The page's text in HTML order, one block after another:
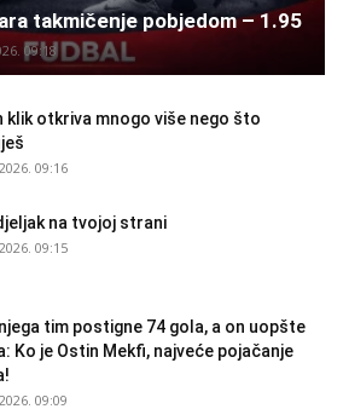
takmičenje pobjedom – 1.95
09:18
klik otkriva mnogo više nego što
09:16
na tvojoj strani
09:15
tim postigne 74 gola, a on uopšte
Ko je Ostin Mekfi, najveće pojačanje
09:09